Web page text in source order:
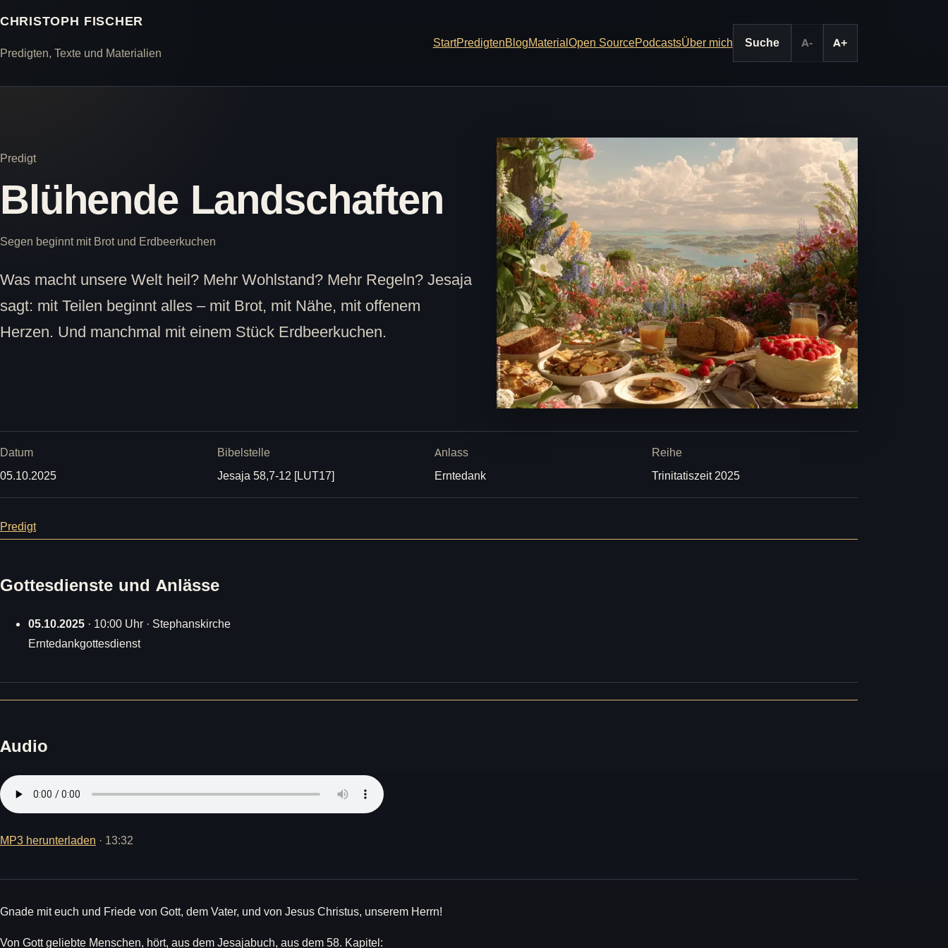
CHRISTOPH FISCHER
Predigten, Texte und Materialien
StartPredigtenBlogMaterialOpen SourcePodcastsÜber mich Suche A- A+
Predigt
Blühende Landschaften
Segen beginnt mit Brot und Erdbeerkuchen
Was macht unsere Welt heil? Mehr Wohlstand? Mehr Regeln? Jesaja
sagt: mit Teilen beginnt alles – mit Brot, mit Nähe, mit offenem
Herzen. Und manchmal mit einem Stück Erdbeerkuchen.
Datum
05.10.2025
Bibelstelle
Jesaja 58,7-12 [LUT17]
Anlass
Erntedank
Reihe
Trinitatiszeit 2025
Predigt
Gottesdienste und Anlässe
05.10.2025 · 10:00 Uhr · Stephanskirche
Erntedankgottesdienst
Audio
MP3 herunterladen · 13:32
Gnade mit euch und Friede von Gott, dem Vater, und von Jesus Christus, unserem Herrn!
Von Gott geliebte Menschen, hört, aus dem Jesajabuch, aus dem 58. Kapitel: